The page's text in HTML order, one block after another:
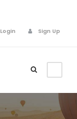
Login
Sign Up